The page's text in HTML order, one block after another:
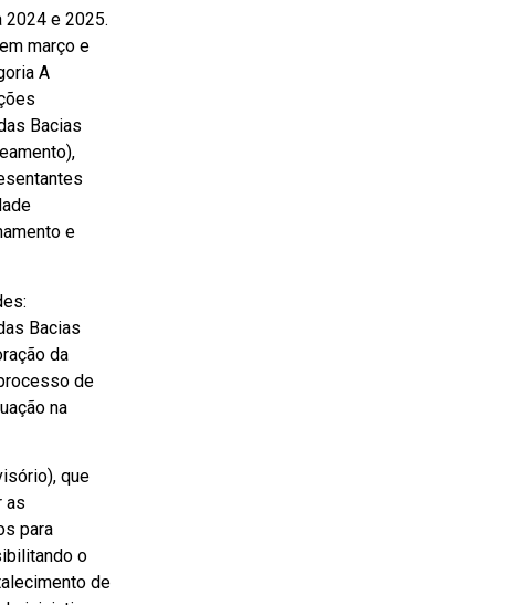
2024 e 2025.
março e
A
Bacias
e
Bacias
da
de
na
que
as
para
o
de